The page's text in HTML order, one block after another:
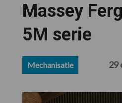
Massey
5M serie
Mechanisatie 29